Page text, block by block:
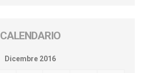
CALENDARIO
Dicembre 2016